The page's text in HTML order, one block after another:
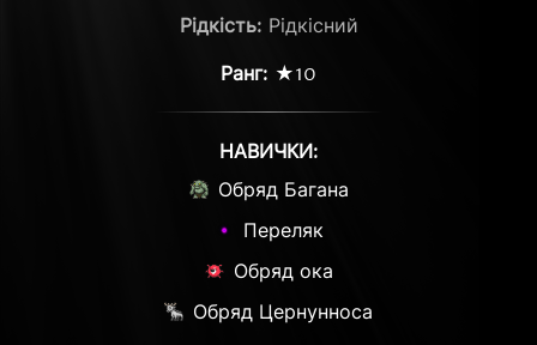
Рідкість: Рідкісний
Ранг: ★10
НАВИЧКИ:
Обряд Багана
Переляк
Обряд ока
Обряд Цернунноса